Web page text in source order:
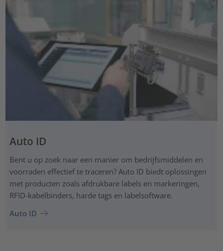
Auto ID
Bent u op zoek naar een manier om bedrijfsmiddelen en
voorraden effectief te traceren? Auto ID biedt oplossingen
met producten zoals afdrukbare labels en markeringen,
RFID-kabelbinders, harde tags en labelsoftware.
Auto ID